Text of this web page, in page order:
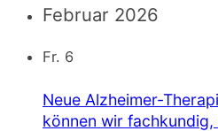
Februar 2026
Fr. 6
Neue Alzheimer-
können wir fachkundig,